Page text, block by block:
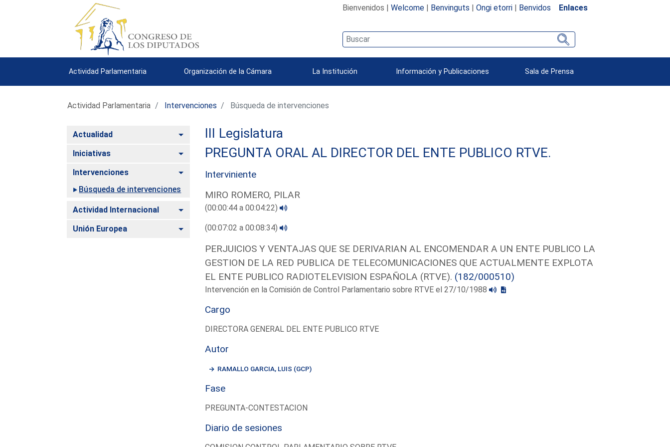
Bienvenidos | Welcome| Benvinguts | Ongi etorri| Benvidos Enlaces
Actividad Parlamentaria Organización de la Cámara La Institución Información y Publicaciones Sala de Prensa
Actividad Parlamentaria Intervenciones Búsqueda de intervenciones
Actualidad Alternar
Iniciativas Alternar
Intervenciones
Alternar
Búsqueda de intervenciones
Actividad Internacional Alternar
Unión Europea Alternar
III Legislatura
PREGUNTA ORAL AL DIRECTOR DEL ENTE PUBLICO RTVE.
Interviniente
MIRO ROMERO, PILAR
(00:00:44 a 00:04:22)
(00:07:02 a 00:08:34)
PERJUICIOS Y VENTAJAS QUE SE DERIVARIAN AL ENCOMENDAR A UN ENTE PUBLICO LA
GESTION DE LA RED PUBLICA DE TELECOMUNICACIONES QUE ACTUALMENTE EXPLOTA
EL ENTE PUBLICO RADIOTELEVISION ESPAÑOLA (RTVE). (182/000510)
Intervención en la Comisión de Control Parlamentario sobre RTVE el 27/10/1988
Cargo
DIRECTORA GENERAL DEL ENTE PUBLICO RTVE
Autor
RAMALLO GARCIA, LUIS (GCP)
Fase
PREGUNTA-CONTESTACION
Diario de sesiones